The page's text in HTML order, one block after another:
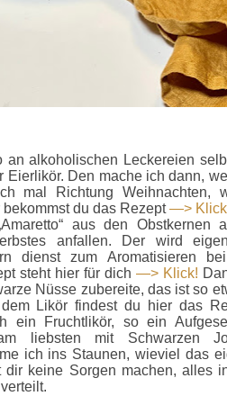
an alkoholischen Leckereien
Eierlikör. Den mache ich dann,
mal Richtung Weihnachten,
du das Rezept—>
aus den
anfallen. Der wird
dienst zum Aromatisieren
steht hier für dich —> Klick!
Nüsse zubereite, das ist so
Likör findest du hier das
ein Fruchtlikör, so ein
liebsten mit Schwarzen
ich ins Staunen, wieviel das
dir keine Sorgen machen, alles